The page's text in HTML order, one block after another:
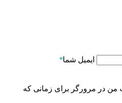
ایمیل شما*
من در مرورگر برای زمانی که